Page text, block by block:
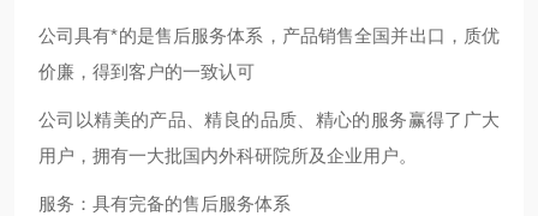
公司具有*的是售后服务体系，产品销售全国并出口，质优
价廉，得到客户的一致认可
公司以精美的产品、精良的品质、精心的服务赢得了广大
用户，拥有一大批国内外科研院所及企业用户。
服务：具有完备的售后服务体系